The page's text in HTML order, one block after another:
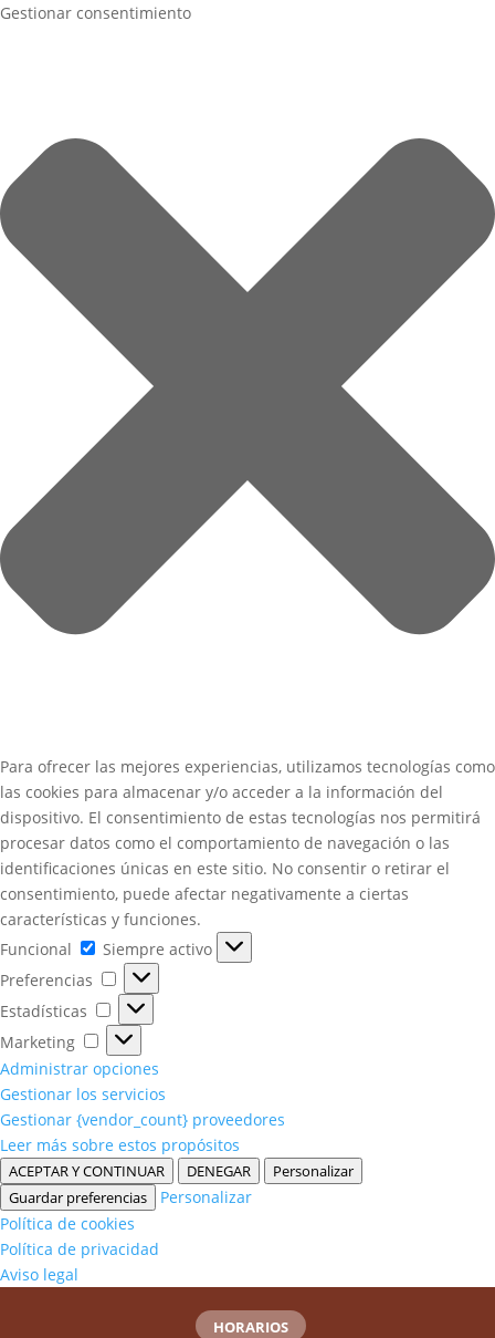
Gestionar consentimiento
Para ofrecer las mejores experiencias, utilizamos tecnologías como
las cookies para almacenar y/o acceder a la información del
dispositivo. El consentimiento de estas tecnologías nos permitirá
procesar datos como el comportamiento de navegación o las
identificaciones únicas en este sitio. No consentir o retirar el
consentimiento, puede afectar negativamente a ciertas
características y funciones.
Funcional
Funcional
Siempre activo
Preferencias
Preferencias
Estadísticas
Estadísticas
Marketing
Marketing
Administrar opciones
Gestionar los servicios
Gestionar {vendor_count} proveedores
Leer más sobre estos propósitos
ACEPTAR Y CONTINUAR DENEGAR
Personalizar
Guardar preferencias
Personalizar
Política de cookies
Política de privacidad
Aviso legal
HORARIOS